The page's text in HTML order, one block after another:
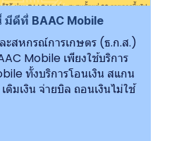
มีดีที่ BAAC Mobile
ะสหกรณ์การเกษตร (ธ.ก.ส.)
Mobile เพียงใช้บริการ
ทั้งบริการโอนเงิน สแกน
ติมเงิน จ่ายบิล ถอนเงินไม่ใช้